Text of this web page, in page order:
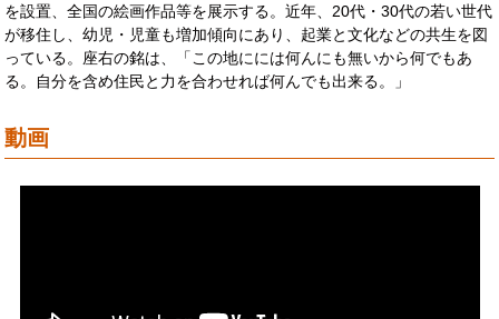
を設置、全国の絵画作品等を展示する。近年、20代・30代の若い世代
が移住し、幼児・児童も増加傾向にあり、起業と文化などの共生を図
っている。座右の銘は、「この地にには何んにも無いから何でもあ
る。自分を含め住民と力を合わせれば何んでも出来る。」
動画